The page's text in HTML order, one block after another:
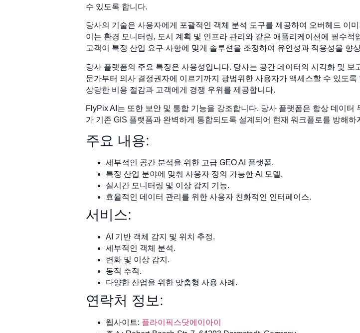
수 있도록 합니다.
당사의 기술은 사용자에게 포괄적인 객체 분석 도구를 제공하여 오버헤드 이
이는 환경 모니터링, 도시 계획 및 인프라 관리와 같은 애플리케이션에 필수
고객이 특정 산업 요구 사항에 맞게 솔루션을 조정하여 유연성과 적용성을 향
당사 플랫폼의 주요 특징은 사용성입니다. 당사는 공간 데이터의 시각화 및
문가부터 의사 결정권자에 이르기까지 광범위한 사용자가 액세스할 수 있도
상당한 비용 절감과 고객에게 경쟁 우위를 제공합니다.
FlyPix AI는 또한 보안 및 통합 기능을 강조합니다. 당사 플랫폼은 항상 데이
가 기존 GIS 플랫폼과 완벽하게 통합되도록 설계되어 현재 워크플로를 방해
주요 내용:
세부적인 공간 분석을 위한 고급 GEO AI 플랫폼.
특정 산업 분야에 맞춰 사용자 정의 가능한 AI 모델.
실시간 모니터링 및 이상 감지 기능.
효율적인 데이터 관리를 위한 사용자 친화적인 인터페이스.
서비스:
AI 기반 객체 감지 및 위치 추정.
세부적인 객체 분석.
변화 및 이상 감지.
동적 추적.
다양한 산업을 위한 맞춤형 사용 사례.
연락처 정보:
웹사이트: 플라이픽스닷에이아이